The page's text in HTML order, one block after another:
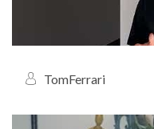
TomFerrari